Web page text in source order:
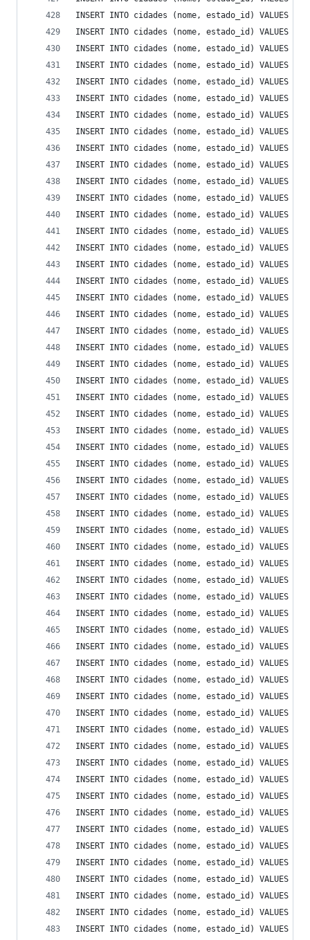
INSERT INTO cidades (nome, estado_id) VALUES
INSERT INTO cidades (nome, estado_id) VALUES
INSERT INTO cidades (nome, estado_id)
INSERT INTO cidades (nome, estado_id) VALUES
INSERT INTO cidades (nome, estado_id)
INSERT INTO cidades (nome, estado_id)
INSERT INTO cidades (nome, estado_id)
INSERT INTO cidades (nome, estado_id)
INSERT INTO cidades (nome, estado_id) VALUES
INSERT INTO cidades (nome, estado_id)
INSERT INTO cidades (nome, estado_id)
INSERT INTO cidades (nome, estado_id)
INSERT INTO cidades (nome, estado_id)
INSERT INTO cidades (nome, estado_id)
INSERT INTO cidades (nome, estado_id) VALUES
INSERT INTO cidades (nome, estado_id) VALUES
INSERT INTO cidades (nome, estado_id) VALUES
INSERT INTO cidades (nome, estado_id) VALUES
INSERT INTO cidades (nome, estado_id) VALUES
INSERT INTO cidades (nome, estado_id) VALUES
INSERT INTO cidades (nome, estado_id) VALUES
INSERT INTO cidades (nome, estado_id) VALUES
INSERT INTO cidades (nome, estado_id) VALUES
INSERT INTO cidades (nome, estado_id) VALUES
INSERT INTO cidades (nome, estado_id) VALUES
INSERT INTO cidades (nome, estado_id) VALUES
INSERT INTO cidades (nome, estado_id)
INSERT INTO cidades (nome, estado_id) VALUES
INSERT INTO cidades (nome, estado_id) VALUES
INSERT INTO cidades (nome, estado_id) VALUES
INSERT INTO cidades (nome, estado_id) VALUES
INSERT INTO cidades (nome, estado_id) VALUES
INSERT INTO cidades (nome, estado_id) VALUES
INSERT INTO cidades (nome, estado_id) VALUES
INSERT INTO cidades (nome, estado_id)
INSERT INTO cidades (nome, estado_id) VALUES
INSERT INTO cidades (nome, estado_id) VALUES
INSERT INTO cidades (nome, estado_id) VALUES
INSERT INTO cidades (nome, estado_id) VALUES
INSERT INTO cidades (nome, estado_id) VALUES
INSERT INTO cidades (nome, estado_id) VALUES
INSERT INTO cidades (nome, estado_id) VALUES
INSERT INTO cidades (nome, estado_id)
INSERT INTO cidades (nome, estado_id) VALUES
INSERT INTO cidades (nome, estado_id)
INSERT INTO cidades (nome, estado_id) VALUES
INSERT INTO cidades (nome, estado_id) VALUES
INSERT INTO cidades (nome, estado_id) VALUES
INSERT INTO cidades (nome, estado_id) VALUES
INSERT INTO cidades (nome, estado_id) VALUES
INSERT INTO cidades (nome, estado_id) VALUES
INSERT INTO cidades (nome, estado_id) VALUES
INSERT INTO cidades (nome, estado_id) VALUES
INSERT INTO cidades (nome, estado_id) VALUES
INSERT INTO cidades (nome, estado_id) VALUES
INSERT INTO cidades (nome, estado_id) VALUES